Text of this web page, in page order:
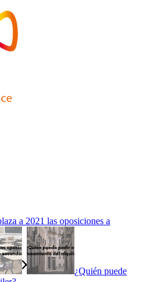
a 2021 las oposiciones a
¿Quién puede